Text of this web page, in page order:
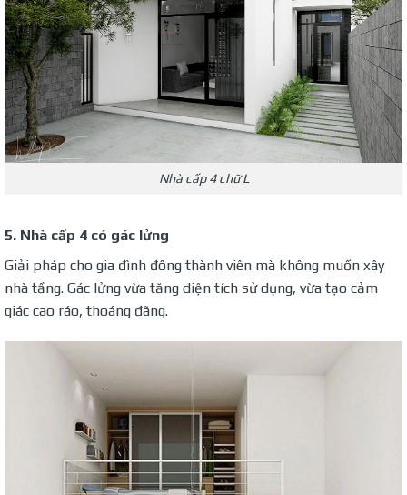
Nhà cấp 4 chữ L
5. Nhà cấp 4 có gác lửng
Giải pháp cho gia đình đông thành viên mà không muốn xây
nhà tầng. Gác lửng vừa tăng diện tích sử dụng, vừa tạo cảm
giác cao ráo, thoáng đãng.